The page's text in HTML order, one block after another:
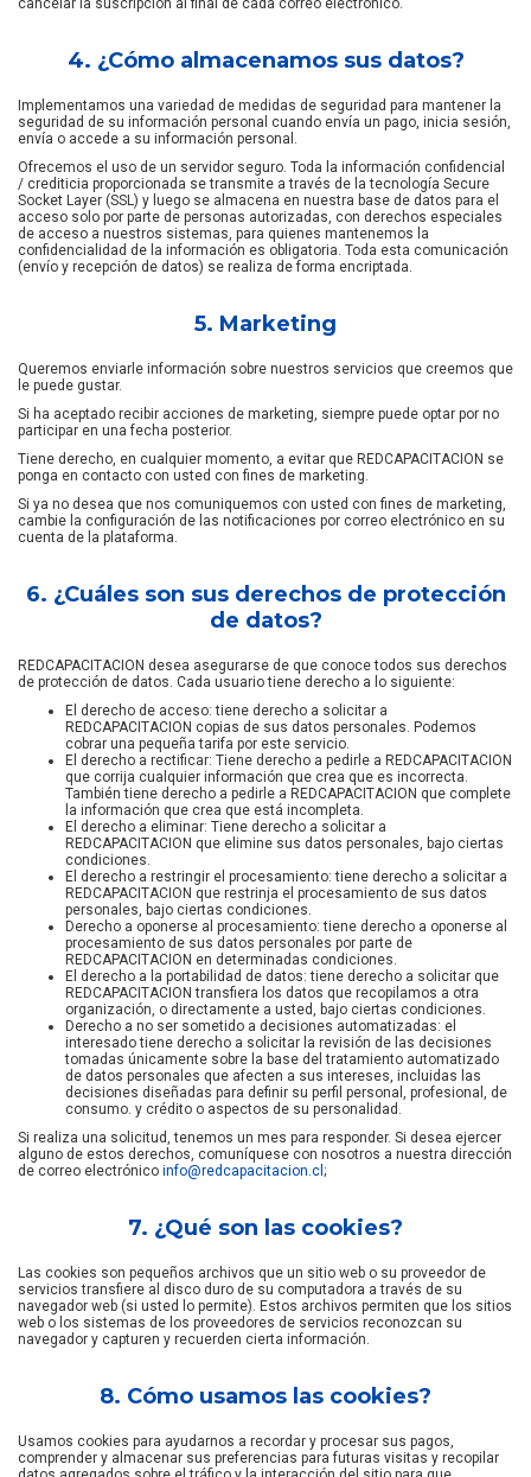
cancelar la suscripción al final de cada correo electrónico.
4. ¿Cómo almacenamos sus datos?
Implementamos una variedad de medidas de seguridad para mantener la
seguridad de su información personal cuando envía un pago, inicia sesión,
envía o accede a su información personal.
Ofrecemos el uso de un servidor seguro. Toda la información confidencial
/ crediticia proporcionada se transmite a través de la tecnología Secure
Socket Layer (SSL) y luego se almacena en nuestra base de datos para el
acceso solo por parte de personas autorizadas, con derechos especiales
de acceso a nuestros sistemas, para quienes mantenemos la
confidencialidad de la información es obligatoria. Toda esta comunicación
(envío y recepción de datos) se realiza de forma encriptada.
5. Marketing
Queremos enviarle información sobre nuestros servicios que creemos que
le puede gustar.
Si ha aceptado recibir acciones de marketing, siempre puede optar por no
participar en una fecha posterior.
Tiene derecho, en cualquier momento, a evitar que REDCAPACITACION se
ponga en contacto con usted con fines de marketing.
Si ya no desea que nos comuniquemos con usted con fines de marketing,
cambie la configuración de las notificaciones por correo electrónico en su
cuenta de la plataforma.
6. ¿Cuáles son sus derechos de protección
de datos?
REDCAPACITACION desea asegurarse de que conoce todos sus derechos
de protección de datos. Cada usuario tiene derecho a lo siguiente:
El derecho de acceso: tiene derecho a solicitar a
REDCAPACITACION copias de sus datos personales. Podemos
cobrar una pequeña tarifa por este servicio.
El derecho a rectificar: Tiene derecho a pedirle a REDCAPACITACION
que corrija cualquier información que crea que es incorrecta.
También tiene derecho a pedirle a REDCAPACITACION que complete
la información que crea que está incompleta.
El derecho a eliminar: Tiene derecho a solicitar a
REDCAPACITACION que elimine sus datos personales, bajo ciertas
condiciones.
El derecho a restringir el procesamiento: tiene derecho a solicitar a
REDCAPACITACION que restrinja el procesamiento de sus datos
personales, bajo ciertas condiciones.
Derecho a oponerse al procesamiento: tiene derecho a oponerse al
procesamiento de sus datos personales por parte de
REDCAPACITACION en determinadas condiciones.
El derecho a la portabilidad de datos: tiene derecho a solicitar que
REDCAPACITACION transfiera los datos que recopilamos a otra
organización, o directamente a usted, bajo ciertas condiciones.
Derecho a no ser sometido a decisiones automatizadas: el
interesado tiene derecho a solicitar la revisión de las decisiones
tomadas únicamente sobre la base del tratamiento automatizado
de datos personales que afecten a sus intereses, incluidas las
decisiones diseñadas para definir su perfil personal, profesional, de
consumo. y crédito o aspectos de su personalidad.
Si realiza una solicitud, tenemos un mes para responder. Si desea ejercer
alguno de estos derechos, comuníquese con nosotros a nuestra dirección
de correo electrónico info@redcapacitacion.cl ;
7. ¿Qué son las cookies?
Las cookies son pequeños archivos que un sitio web o su proveedor de
servicios transfiere al disco duro de su computadora a través de su
navegador web (si usted lo permite). Estos archivos permiten que los sitios
web o los sistemas de los proveedores de servicios reconozcan su
navegador y capturen y recuerden cierta información.
8. Cómo usamos las cookies?
Usamos cookies para ayudarnos a recordar y procesar sus pagos,
comprender y almacenar sus preferencias para futuras visitas y recopilar